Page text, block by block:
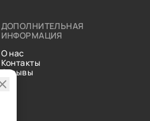
ДОПОЛНИТЕЛЬНАЯ
ИНФОРМАЦИЯ
О нас
Контакты
Отзывы